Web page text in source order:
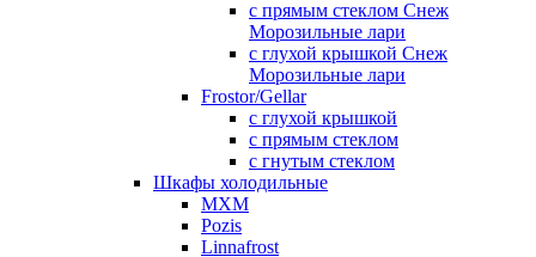
с прямым стеклом Снеж
Морозильные лари
с глухой крышкой Снеж
Морозильные лари
Frostor/Gellar
с глухой крышкой
с прямым стеклом
с гнутым стеклом
Шкафы холодильные
МХМ
Pozis
Linnafrost